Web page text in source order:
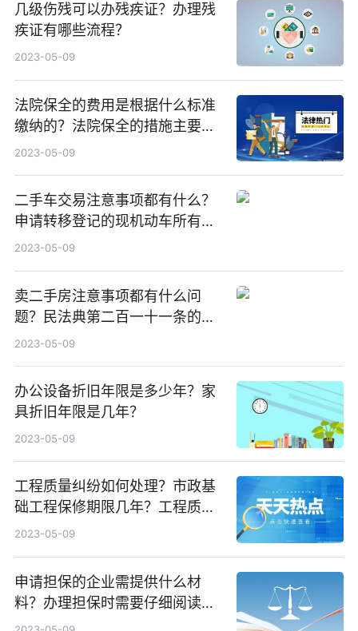
几级伤残可以办残疾证？办理残
疾证有哪些流程？
2023-05-09
法院保全的费用是根据什么标准
缴纳的？法院保全的措施主要有
哪三种？
2023-05-09
二手车交易注意事项都有什么？
申请转移登记的现机动车所有人
应当准备哪些材料？
2023-05-09
卖二手房注意事项都有什么问
题？民法典第二百一十一条的内
容是什么？
2023-05-09
办公设备折旧年限是多少年？家
具折旧年限是几年？
2023-05-09
工程质量纠纷如何处理？市政基
础工程保修期限几年？工程质量
纠纷处理应当注意什么？
2023-05-09
申请担保的企业需提供什么材
料？办理担保时需要仔细阅读相
关合同条款吗？